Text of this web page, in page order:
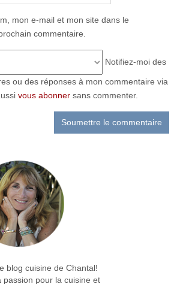
mon e-mail et mon site dans le
commentaire.
Notifiez-moi des
ou des réponses à mon commentaire via
vous abonnersans commenter.
blog cuisine de Chantal!
passion pour la cuisine et